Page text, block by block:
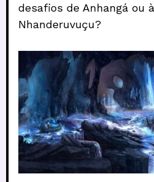
desafios de Anhangá ou
Nhanderuvuçu?